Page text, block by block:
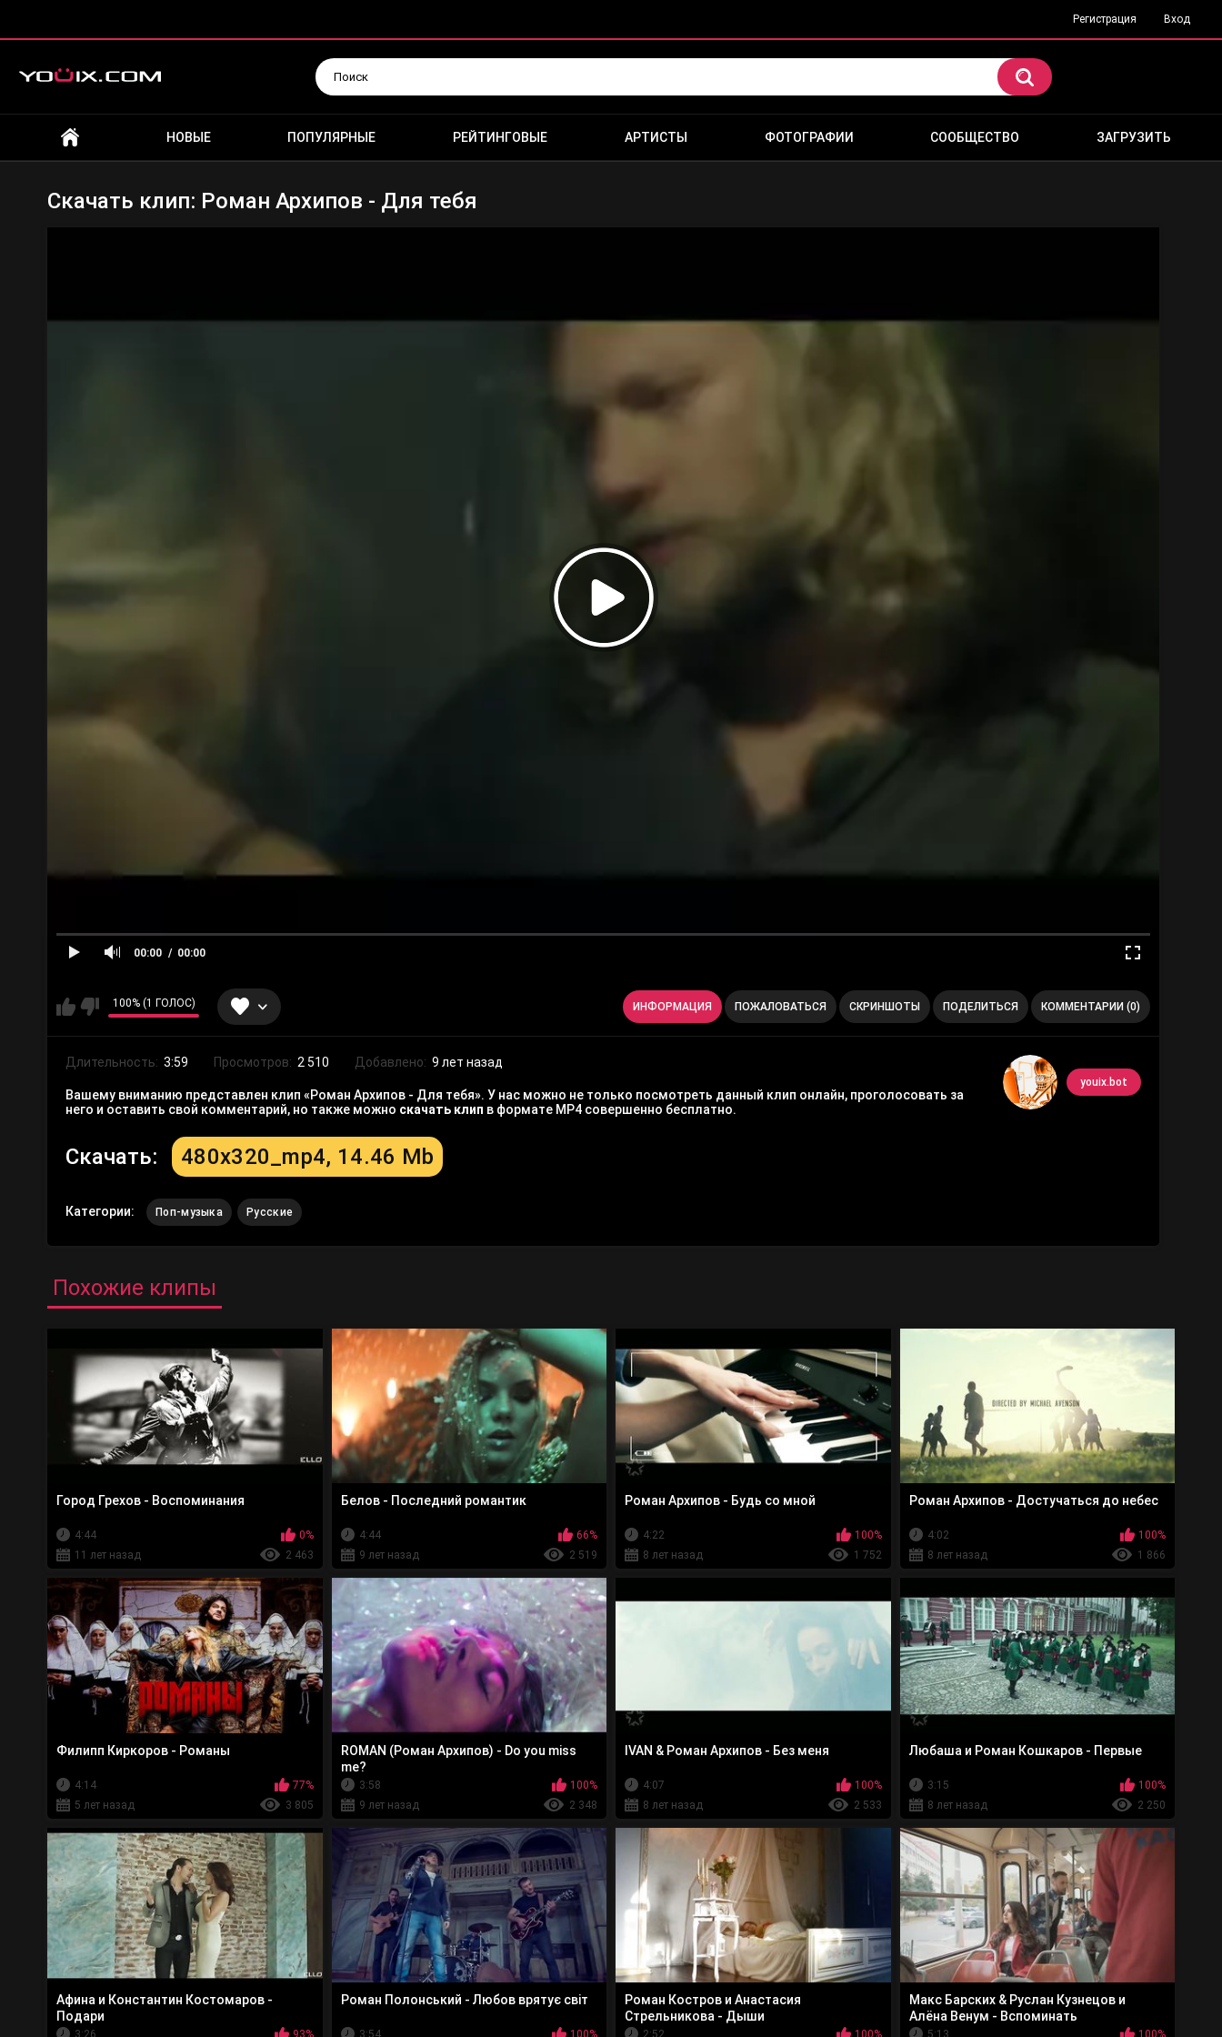
Регистрация Вход
НОВЫЕ ПОПУЛЯРНЫЕ РЕЙТИНГОВЫЕ АРТИСТЫ ФОТОГРАФИИ СООБЩЕСТВО ЗАГРУЗИТЬ
Скачать клип: Роман Архипов - Для тебя
00:00 00:00
100% (1 ГОЛОС) ИНФОРМАЦИЯ ПОЖАЛОВАТЬСЯ СКРИНШОТЫ ПОДЕЛИТЬСЯ КОММЕНТАРИИ (0)
youix.bot
Длительность: 3:59 Просмотров: 2 510 Добавлено: 9 лет назад
Вашему вниманию представлен клип «Роман Архипов - Для тебя». У нас можно не только посмотреть данный клип онлайн, проголосовать за
него и оставить свой комментарий, но также можно скачать клип в формате MP4 совершенно бесплатно.
Скачать: 480x320_mp4, 14.46 Mb
Категории: Поп-музыка Русские
Похожие клипы
Город Грехов - Воспоминания
4:44
0%
11 лет назад
2 463
Белов - Последний романтик
4:44
66%
9 лет назад
2 519
Роман Архипов - Будь со мной
4:22
100%
8 лет назад
1 752
Роман Архипов - Достучаться до небес
4:02
100%
8 лет назад
1 866
Филипп Киркоров - Романы
4:14
77%
5 лет назад
3 805
ROMAN (Роман Архипов) - Do you miss
me?
3:58
100%
9 лет назад
2 348
IVAN & Роман Архипов - Без меня
4:07
100%
8 лет назад
2 533
Любаша и Роман Кошкаров - Первые
3:15
100%
8 лет назад
2 250
Афина и Константин Костомаров -
Подари
3:26 93%
Роман Полонський - Любов врятує світ
3:54 100%
Роман Костров и Анастасия
Стрельникова - Дыши
2:52 100%
Макс Барских & Руслан Кузнецов и
Алёна Венум - Вспоминать
5:13 100%